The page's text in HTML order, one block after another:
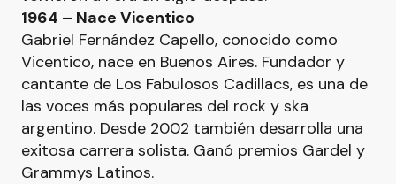
1964 – Nace Vicentico
Gabriel Fernández Capello, conocido como
Vicentico, nace en Buenos Aires. Fundador y
cantante de Los Fabulosos Cadillacs, es una de
las voces más populares del rock y ska
argentino. Desde 2002 también desarrolla una
exitosa carrera solista. Ganó premios Gardel y
Grammys Latinos.